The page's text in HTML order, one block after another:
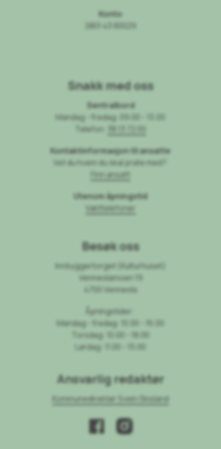
Konto
2801 43 80029
Snakk med oss
Sentralbord
Mandag - fredag: 09.00 - 15.00
Telefon:
38 13 72 00
Kontaktinformasjon til ansatte
Vet du hvem du skal prate med?
Finn ansatt
Utenom åpningstid
Vakttelefoner
Besøk oss
Innbyggertorget (Kulturhuset)
Venneslamoen 19
4700 Vennesla
Åpningstider:
Mandag - fredag: 10.00 - 16.00
Torsdag: 10.00 - 18.00
Lørdag: 11.00 - 15.00
Ansvarlig redaktør
Kommunedirektør Svein Skisland